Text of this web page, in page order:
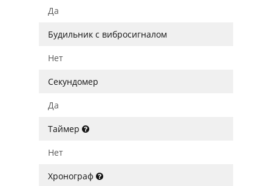
Да
Будильник с вибросигналом
Нет
Секундомер
Да
Таймер
Нет
Хронограф